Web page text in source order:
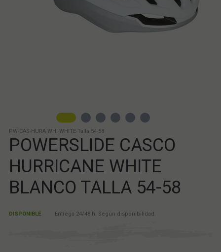
PW-CAS-HURA-WHI-WHITE-Talla 54-58
POWERSLIDE CASCO
HURRICANE WHITE
BLANCO TALLA 54-58
DISPONIBLE Entrega 24/48 h. Según disponibilidad.